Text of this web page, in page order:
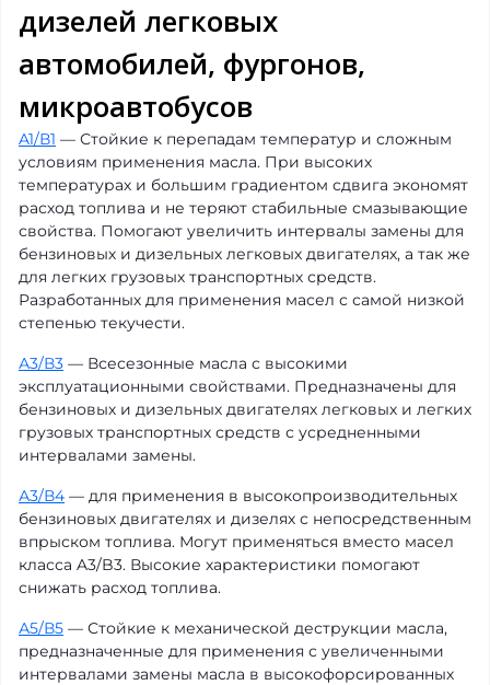
дизелей легковых
автомобилей, фургонов,
микроавтобусов
A1/В1 — Стойкие к перепадам температур и сложным
условиям применения масла. При высоких
температурах и большим градиентом сдвига экономят
расход топлива и не теряют стабильные смазывающие
свойства. Помогают увеличить интервалы замены для
бензиновых и дизельных легковых двигателях, а так же
для легких грузовых транспортных средств.
Разработанных для применения масел с самой низкой
степенью текучести.
А3/В3 — Всесезонные масла с высокими
эксплуатационными свойствами. Предназначены для
бензиновых и дизельных двигателях легковых и легких
грузовых транспортных средств с усредненными
интервалами замены.
А3/В4 — для применения в высокопроизводительных
бензиновых двигателях и дизелях с непосредственным
впрыском топлива. Могут применяться вместо масел
класса A3/B3. Высокие характеристики помогают
снижать расход топлива.
А5/В5 — Стойкие к механической деструкции масла,
предназначенные для применения с увеличенными
интервалами замены масла в высокофорсированных